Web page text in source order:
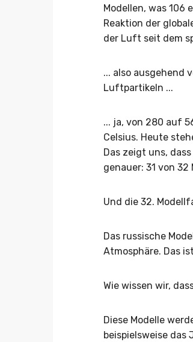
Modellen, was
Reaktion der
der Luft seit dem
... also ausgehend
Luftpartikeln ...
... ja, von 280 auf
Celsius. Heute
Das zeigt uns,
genauer: 31 von
Und die 32.
Das russische
Atmosphäre. Das
Wie wissen wir,
Diese Modelle
beispielsweise das